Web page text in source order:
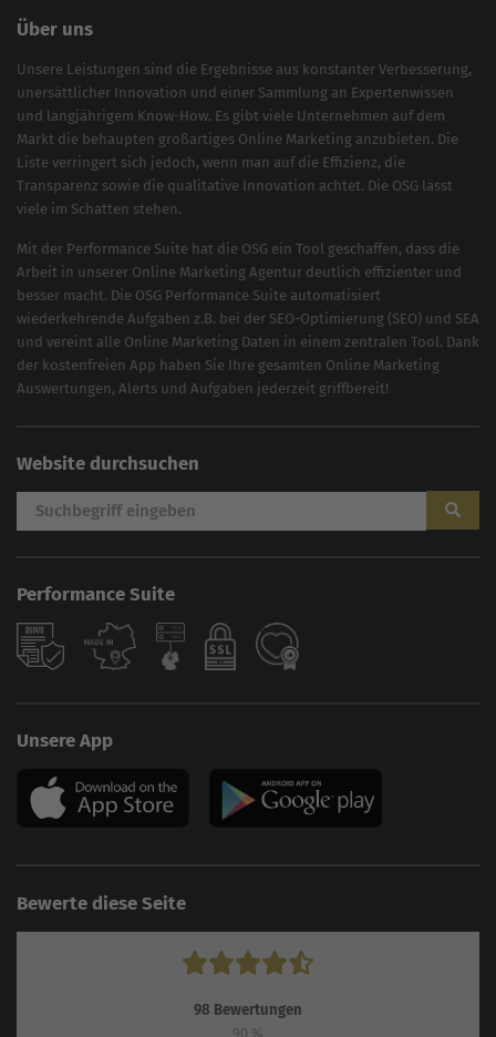
Über uns
Unsere Leistungen sind die Ergebnisse aus konstanter Verbesserung,
unersättlicher Innovation und einer Sammlung an Expertenwissen
und langjährigem Know-How. Es gibt viele Unternehmen auf dem
Markt die behaupten großartiges Online Marketing anzubieten. Die
Liste verringert sich jedoch, wenn man auf die Effizienz, die
Transparenz sowie die qualitative Innovation achtet. Die OSG lässt
viele im Schatten stehen.
Mit der Performance Suite hat die OSG ein Tool geschaffen, dass die
Arbeit in unserer Online Marketing Agentur deutlich effizienter und
besser macht. Die OSG Performance Suite automatisiert
wiederkehrende Aufgaben z.B. bei der SEO-Optimierung (SEO) und SEA
und vereint alle Online Marketing Daten in einem zentralen Tool. Dank
der kostenfreien App haben Sie Ihre gesamten Online Marketing
Auswertungen, Alerts und Aufgaben jederzeit griffbereit!
Website durchsuchen
Performance Suite
Unsere App
Bewerte diese Seite
98 Bewertungen
90 %